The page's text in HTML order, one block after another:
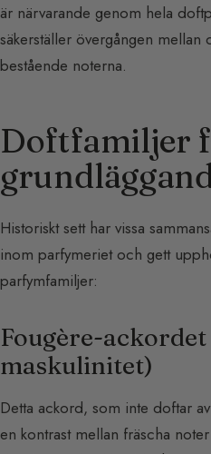
är närvarande genom hela
säkerställer övergången mellan
bestående noterna.
Doftfamiljer
Historiskt sett har vissa
inom parfymeriet och gett
parfymfamiljer:
Fougère-
maskulinitet)
Detta ackord, som inte doftar
en kontrast mellan fräscha